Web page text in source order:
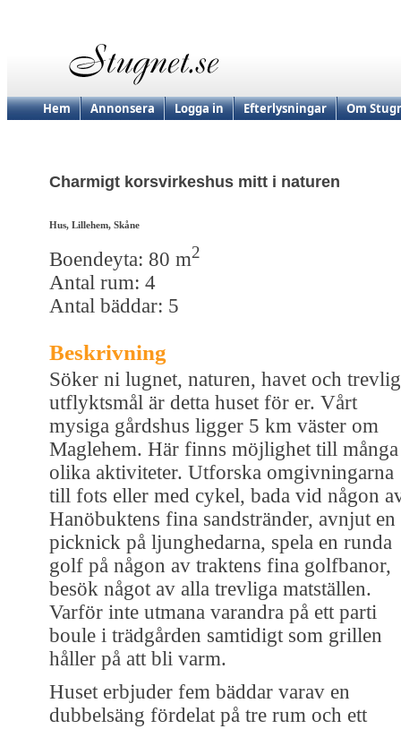
Hem Annonsera Logga in Efterlysningar Om
Charmigt korsvirkeshus mitt i naturen
Hus, Lillehem, Skåne
Boendeyta: 80 m2
Antal rum: 4
Antal bäddar: 5
Beskrivning
Söker ni lugnet, naturen, havet och
utflyktsmål är detta huset för er. Vårt
mysiga gårdshus ligger 5 km väster om
Maglehem. Här finns möjlighet till många
olika aktiviteter. Utforska omgivningarna
till fots eller med cykel, bada vid någon
Hanöbuktens fina sandstränder, avnjut en
picknick på ljunghedarna, spela en runda
golf på någon av traktens fina golfbanor,
besök något av alla trevliga matställen.
Varför inte utmana varandra på ett parti
boule i trädgården samtidigt som grillen
håller på att bli varm.
Huset erbjuder fem bäddar varav en
dubbelsäng fördelat på tre rum och ett